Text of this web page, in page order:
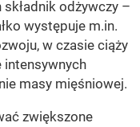
odżywczy –
występuje m.in.
w czasie ciąży
intensywnych
masy mięśniowej.
zwiększone